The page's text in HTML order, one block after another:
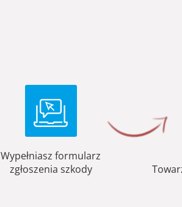
Wypełniasz formularz
zgłoszenia szkody